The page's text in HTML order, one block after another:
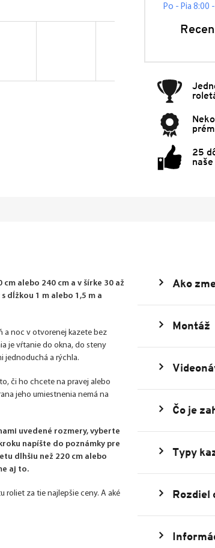
Po - Pia 8:00
25
alebo 240 cm a v šírke 30 až
dĺžkou 1 m alebo 1,5 m a
a noc v otvorenej kazete bez
je vŕtanie do okna, do steny
jednoduchá a rýchla.
či ho chcete na pravej alebo
jeho umiestnenia nemá na
uvedené rozmery, vyberte
napíšte do poznámky pre
dlhšiu než 220 cm alebo
aj to.
roliet za tie najlepšie ceny. A aké
Ako
Montáž
Čo je
Typy
Rozdiel